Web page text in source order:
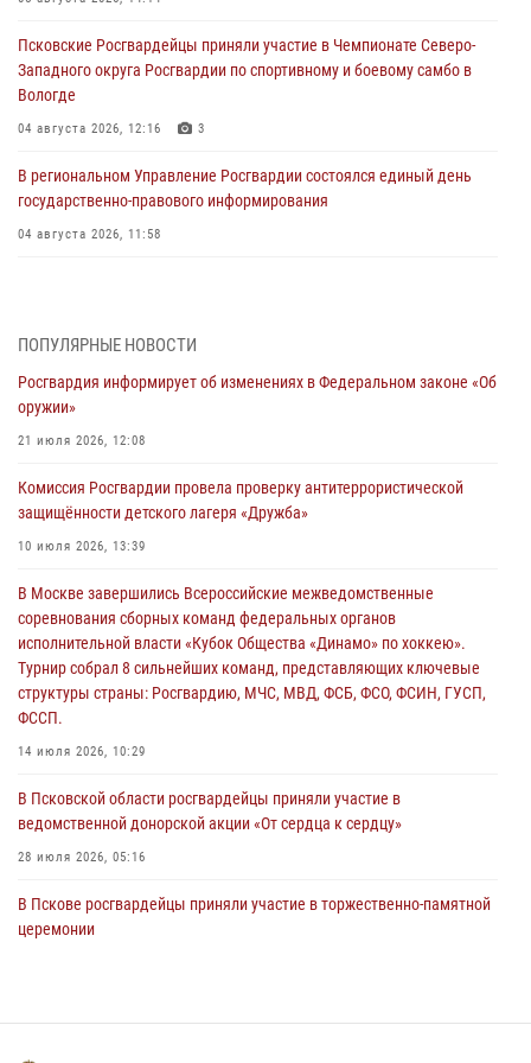
Псковские Росгвардейцы приняли участие в Чемпионате Северо-
Западного округа Росгвардии по спортивному и боевому самбо в
Вологде
04 августа 2026, 12:16 3
В региональном Управление Росгвардии состоялся единый день
государственно-правового информирования
04 августа 2026, 11:58
03 августа 2026, 17:21
21 единицу оружия изъяли Псковские росгвардейцы за неделю
03 августа 2026, 14:10
безопасности во время празднования Дня ВДВ
02 августа 2026, 13:28
улицу Труда
31 июля 2026, 13:53
В Санкт-Петербурге прошел окружной этап ежегодного
Всероссийского конкурса профессионального мастерства среди
сотрудников вневедомственной охраны Росгвардии, Псковские
Росгвардейцы одержали победу
ПОПУЛЯРНЫЕ НОВОСТИ
Росгвардия информирует об изменениях в Федеральном законе «Об
оружии»
21 июля 2026, 12:08
Комиссия Росгвардии провела проверку антитеррористической
защищённости детского лагеря «Дружба»
10 июля 2026, 13:39
В Москве завершились Всероссийские межведомственные
соревнования сборных команд федеральных органов
исполнительной власти «Кубок Общества «Динамо» по хоккею».
Турнир собрал 8 сильнейших команд, представляющих ключевые
структуры страны: Росгвардию, МЧС, МВД, ФСБ, ФСО, ФСИН, ГУСП,
ФССП.
14 июля 2026, 10:29
В Псковской области росгвардейцы приняли участие в
ведомственной донорской акции «От сердца к сердцу»
28 июля 2026, 05:16
В Пскове росгвардейцы приняли участие в торжественно-памятной
церемонии